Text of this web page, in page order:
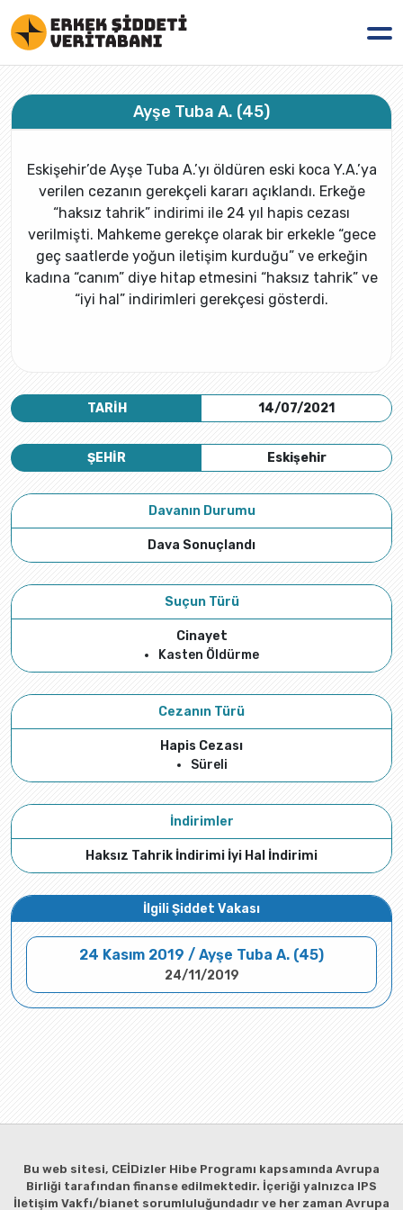
Ayşe Tuba A. (45)
Eskişehir’de Ayşe Tuba A.’yı öldüren eski koca Y.A.’ya
verilen cezanın gerekçeli kararı açıklandı. Erkeğe
“haksız tahrik” indirimi ile 24 yıl hapis cezası
verilmişti. Mahkeme gerekçe olarak bir erkekle “gece
geç saatlerde yoğun iletişim kurduğu” ve erkeğin
kadına “canım” diye hitap etmesini “haksız tahrik” ve
“iyi hal” indirimleri gerekçesi gösterdi.
TARİH 14/07/2021
Eskişehir
ŞEHİR
Davanın Durumu
Dava Sonuçlandı
Suçun Türü
Cinayet
Kasten Öldürme
Cezanın Türü
Hapis Cezası
Süreli
İndirimler
Haksız Tahrik İndirimi İyi Hal İndirimi
İlgili Şiddet Vakası
24 Kasım 2019 / Ayşe Tuba A. (45)
24/11/2019
Bu web sitesi, CEİDizler Hibe Programı kapsamında Avrupa
Birliği tarafından finanse edilmektedir. İçeriği yalnızca IPS
İletişim Vakfı/bianet sorumluluğundadır ve her zaman Avrupa